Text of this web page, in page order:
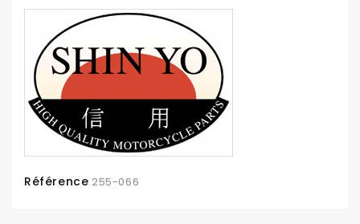
Référence 255-066